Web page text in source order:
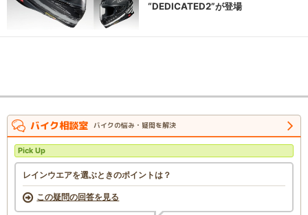
“DEDICATED2”が登場
バイク相談室 バイクの悩み・疑問を解決
Pick Up
レインウエアを選ぶときのポイントは？
この疑問の回答を見る